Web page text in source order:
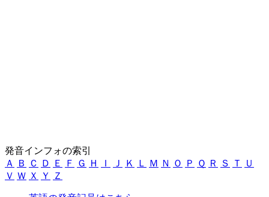
発音インフォの索引
Ａ
Ｂ Ｃ Ｄ Ｅ Ｆ Ｇ Ｈ Ｉ Ｊ Ｋ Ｌ Ｍ Ｎ Ｏ Ｐ Ｑ Ｒ Ｓ Ｔ
Ｕ
Ｖ Ｗ Ｘ Ｙ Ｚ